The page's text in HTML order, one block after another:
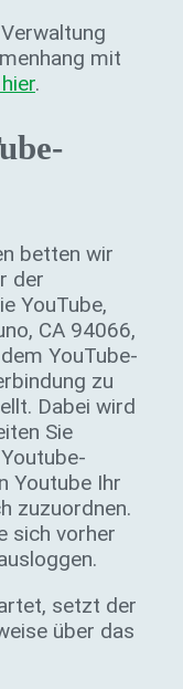
mit
.
betten wir
der
YouTube,
CA 94066,
YouTube-
zu
Dabei wird
Sie
Youtube Ihr
zuzuordnen.
sich vorher
setzt der
über das